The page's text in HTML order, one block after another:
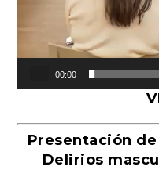
00:00
Presentación
Delirios